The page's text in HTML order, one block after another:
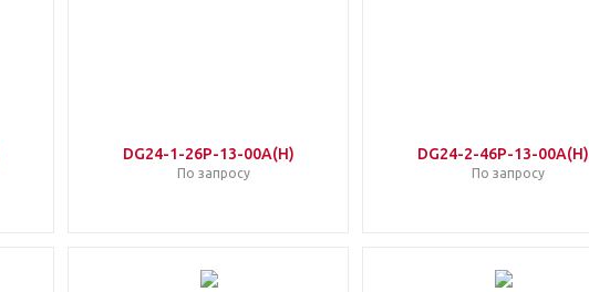
DG24-1-26P-13-00A(H)
По запросу
DG24-2-46P-13-00A(H)
По запросу